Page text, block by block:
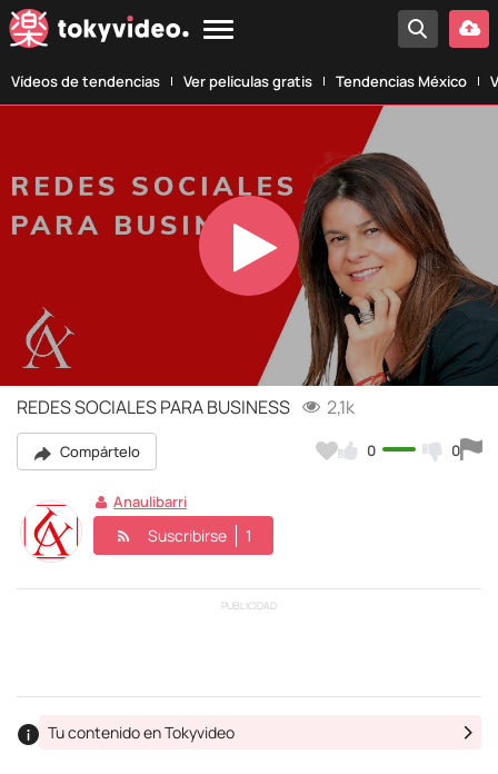
Vídeos de tendencias Ver películas gratis Tendencias México
Play
Video
REDES SOCIALES PARA BUSINESS 2,1k
Compártelo 0 0
Anaulibarri
Suscribirse 1
PUBLICIDAD
Tu contenido en Tokyvideo